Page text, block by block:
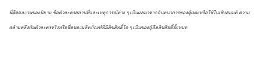
นี่คือผลงานของนิยาย ชื่อตัวละครสถานที่และเหตุการณ์ต่าง ๆ เป็นผลมาจากจินตนาการของผู้แต่งหรือใช้ในเชิงสมมติ ความ
คล้ายคลึงกับตัวละครจริงหรือชื่อของผลิตภัณฑ์ที่มีลิขสิทธิ์ใด ๆ เป็นของผู้ถือลิขสิทธิ์ทั้งหมด